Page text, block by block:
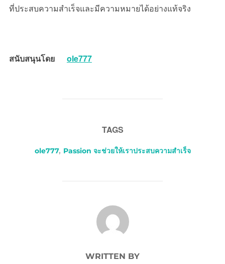
ที่ประสบความสำเร็จและมีความหมายได้อย่างแท้จริง
สนับสนุนโดย ole777
TAGS
ole777, Passion จะช่วยให้เราประสบความสำเร็จ
POST AUTHOR
WRITTEN BY